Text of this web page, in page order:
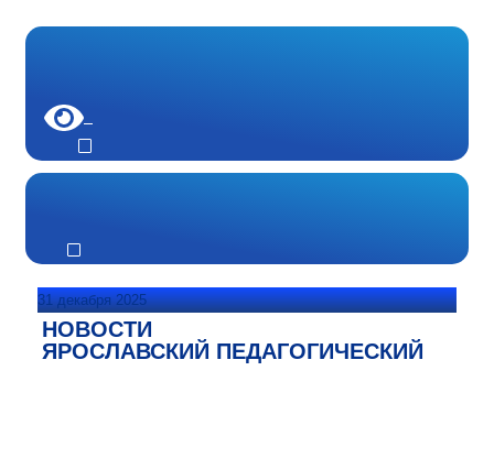
31 декабря 2025
НОВОСТИ
ЯРОСЛАВСКИЙ ПЕДАГОГИЧЕСКИЙ